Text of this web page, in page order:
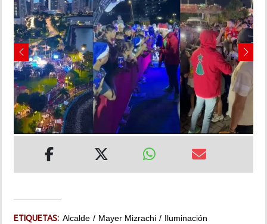
MUNDO
INSÓLITAS
MULTIMEDIA
IMPRESO
Previous Next
ETIQUETAS: Alcalde Mayer Mizrachi
Iluminación